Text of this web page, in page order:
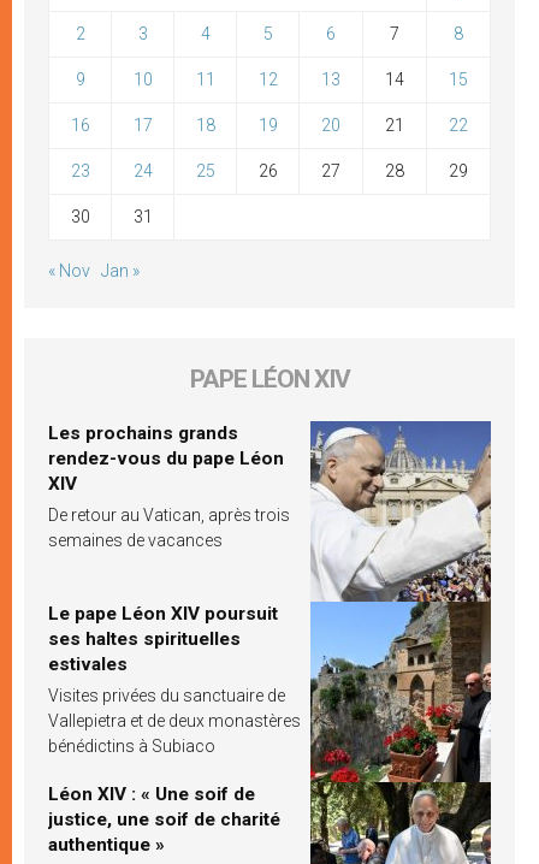
2 3 4 5 6 7 8
9 10 11 12 13 14 15
16 17 18 19 20 21 22
23 24 25 26 27 28 29
30 31
« Nov Jan »
PAPE LÉON XIV
Les prochains grands
rendez-vous du pape Léon
XIV
De retour au Vatican, après trois
semaines de vacances
Le pape Léon XIV poursuit
ses haltes spirituelles
estivales
Visites privées du sanctuaire de
Vallepietra et de deux monastères
bénédictins à Subiaco
Léon XIV : « Une soif de
justice, une soif de charité
authentique »